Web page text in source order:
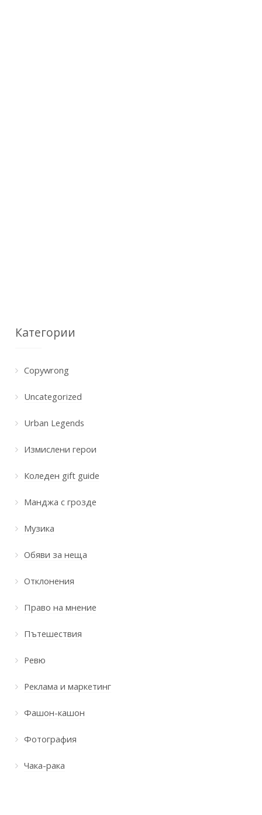
Категории
Copywrong
Uncategorized
Urban Legends
Измислени герои
Коледен gift guide
Манджа с грозде
Музика
Обяви за неща
Отклонения
Право на мнение
Пътешествия
Ревю
Реклама и маркетинг
Фашон-кашон
Фотография
Чака-рака